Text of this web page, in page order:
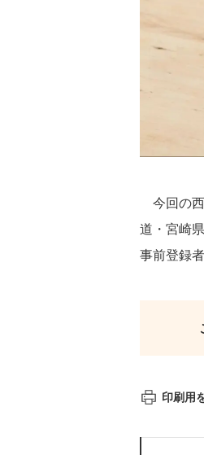
今回の
道・宮崎
事前登録
印刷用